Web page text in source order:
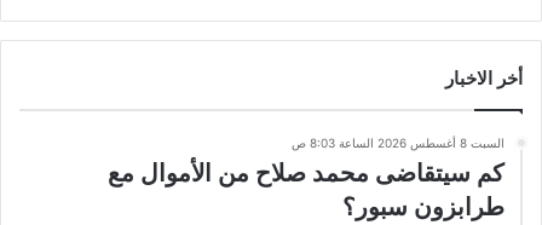
أخر الاخبار
السبت 8 أغسطس 2026 الساعة 8:03 ص
كم سيتقاضى محمد صلاح من الأموال مع
طرابزون سبور؟